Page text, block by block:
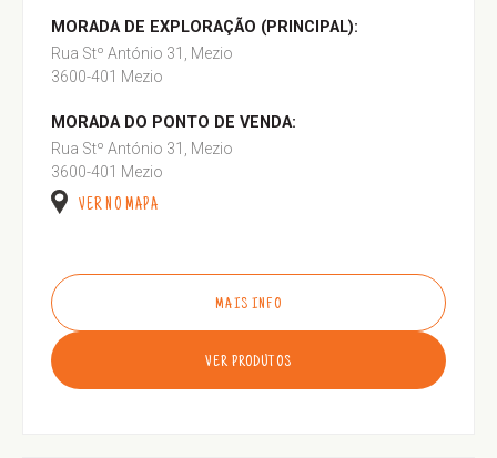
MORADA DE EXPLORAÇÃO (PRINCIPAL):
Rua Stº António 31, Mezio
3600-401 Mezio
MORADA DO PONTO DE VENDA:
Rua Stº António 31, Mezio
3600-401 Mezio
VER NO MAPA
MAIS INFO
VER PRODUTOS